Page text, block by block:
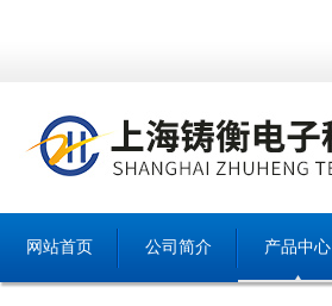
网站首页 公司简介 产品中心